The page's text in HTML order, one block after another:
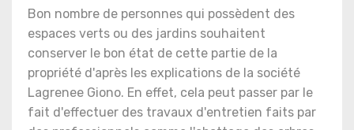
Bon nombre de personnes qui possèdent des
espaces verts ou des jardins souhaitent
conserver le bon état de cette partie de la
propriété d'après les explications de la société
Lagrenee Giono. En effet, cela peut passer par le
fait d'effectuer des travaux d'entretien faits par